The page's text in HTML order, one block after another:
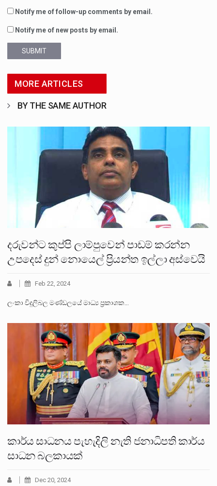
Notify me of follow-up comments by email.
Notify me of new posts by email.
SUBMIT
MORE ARTICLES
BY THE SAME AUTHOR
දරුවන්ට කුප්පි ලාම්පුවෙන් පාඩම් කරන්න
උපදෙස් දුන් නොයෙල් ප්‍රියන්ත ඉල්ලා අස්වෙයි
Feb 22, 2024
ලංකා විදුලිබල මණ්ඩලයේ මාධ්‍ය ප්‍රකාශක…
කාර්ය සාධනය පැහැදිලි නැති ජනාධිපති කාර්ය
සාධන බලකායක්
Dec 20, 2024